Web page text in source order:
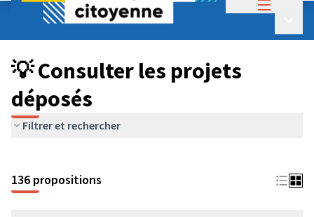
Budget Participatif JEUNESSE 2024
💡 Consulter les projets déposés
💡 Consulter les projets
déposés
Filtrer et rechercher
136 propositions